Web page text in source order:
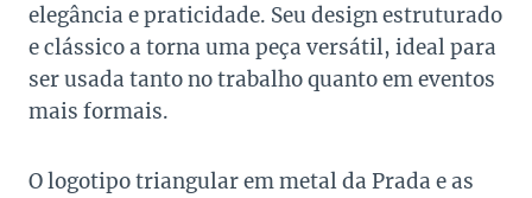
elegância e praticidade. Seu design estruturado
e clássico a torna uma peça versátil, ideal para
ser usada tanto no trabalho quanto em eventos
mais formais.
O logotipo triangular em metal da Prada e as